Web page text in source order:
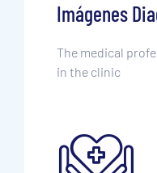
Imágenes
The medical
in the clinic